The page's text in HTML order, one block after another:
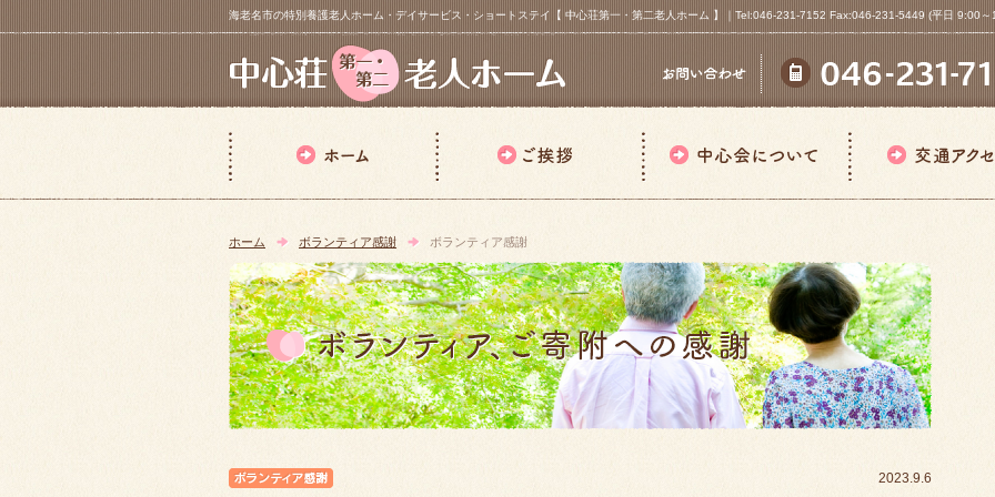
海老名市の特別養護老人ホーム・デイサービス・ショートステイ【 中心荘第一・第二老人ホーム 】｜Tel:046-231-7152 Fax:046-231-5449 (平日 9:00
ホーム ボランティア感謝 ボランティア感謝
2023.9.6